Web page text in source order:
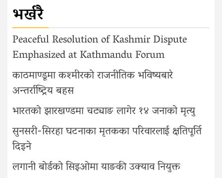
भर्खरै
Peaceful Resolution of Kashmir Dispute
Emphasized at Kathmandu Forum
काठमाण्डूमा कश्मीरको राजनीतिक भविष्यबारे
अन्तर्राष्ट्रिय बहस
भारतको झारखण्डमा चट्याङ लागेर १४ जनाको मृत्यु
सुनसरी-सिरहा घटनाका मृतकका परिवारलाई क्षतिपूर्ति
दिइने
लगानी बोर्डको सिइओमा याङकी उक्याव नियुक्त